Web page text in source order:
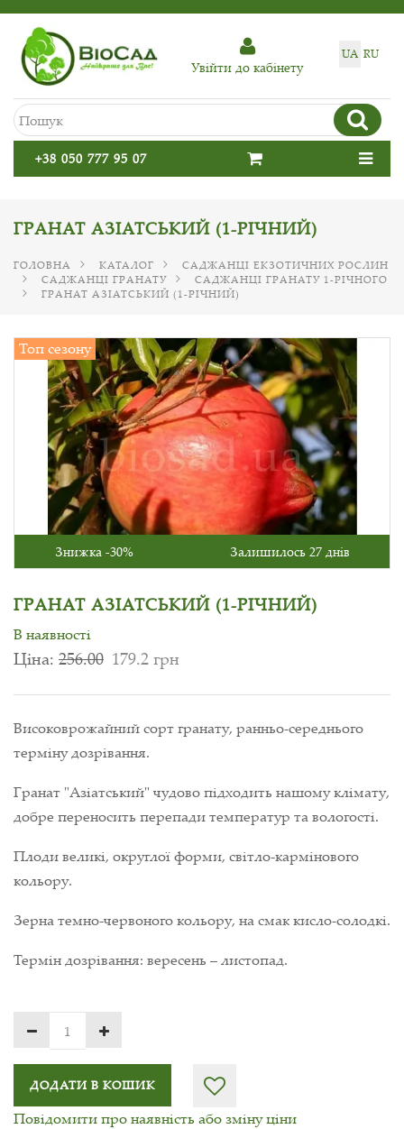
UA RU
Увiйти до кабiнету
+38 050 777 95 07
ГРАНАТ АЗІАТСЬКИЙ (1-РІЧНИЙ)
ГОЛОВНА КАТАЛОГ
САДЖАНЦІ ЕКЗОТИЧНИХ РОСЛИН
САДЖАНЦІ ГРАНАТУ
САДЖАНЦІ ГРАНАТУ 1-РІЧНОГО
ГРАНАТ АЗІАТСЬКИЙ (1-РІЧНИЙ)
Топ сезону
Знижка -30% Залишилось 27 днів
ГРАНАТ АЗІАТСЬКИЙ (1-РІЧНИЙ)
В наявності
Ціна: 256.00 179.2 грн
Високоврожайний сорт гранату, ранньо-середнього
терміну дозрівання.
Гранат "Азіатський" чудово підходить нашому клімату,
добре переносить перепади температур та вологості.
Плоди великі, округлої форми, світло-кармінового
кольору.
Зерна темно-червоного кольору, на смак кисло-солодкі.
Термін дозрівання: вересень – листопад.
ДОДАТИ В КОШИК
Повідомити про наявність або зміну ціни